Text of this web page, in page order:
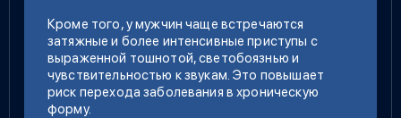
Кроме того, у мужчин чаще встречаются
затяжные и более интенсивные приступы с
выраженной тошнотой, светобоязнью и
чувствительностью к звукам. Это повышает
риск перехода заболевания в хроническую
форму.